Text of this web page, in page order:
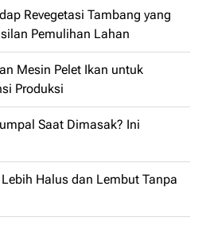
Revegetasi Tambang yang
Pemulihan Lahan
Mesin Pelet Ikan untuk
Produksi
Saat Dimasak? Ini
Halus dan Lembut Tanpa